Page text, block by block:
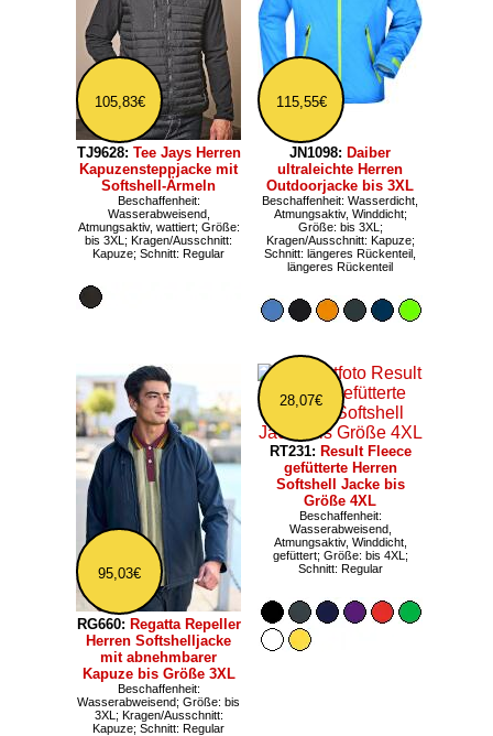
105,83€
TJ9628: Tee Jays Herren
Kapuzensteppjacke mit
Softshell-Ärmeln
Beschaffenheit:
Wasserabweisend,
Atmungsaktiv, wattiert; Größe:
bis 3XL; Kragen/Ausschnitt:
Kapuze; Schnitt: Regular
115,55€
JN1098: Daiber
ultraleichte Herren
Outdoorjacke bis 3XL
Beschaffenheit: Wasserdicht,
Atmungsaktiv, Winddicht;
Größe: bis 3XL;
Kragen/Ausschnitt: Kapuze;
Schnitt: längeres Rückenteil,
längeres Rückenteil
95,03€
RG660: Regatta Repeller
Herren Softshelljacke
mit abnehmbarer
Kapuze bis Größe 3XL
Beschaffenheit:
Wasserabweisend; Größe: bis
3XL; Kragen/Ausschnitt:
Kapuze; Schnitt: Regular
28,07€
RT231: Result Fleece
gefütterte Herren
Softshell Jacke bis
Größe 4XL
Beschaffenheit:
Wasserabweisend,
Atmungsaktiv, Winddicht,
gefüttert; Größe: bis 4XL;
Schnitt: Regular